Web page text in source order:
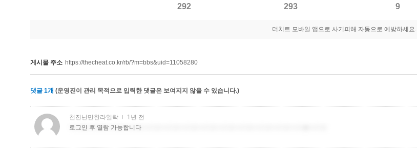
292 293 9
더치트 모바일 앱으로 사기피해 자동으로 예방하세요.
게시물 주소 https://thecheat.co.kr/rb/?m=bbs&uid=11058280
댓글 1개 (운영진이 관리 목적으로 입력한 댓글은 보여지지 않을 수 있습니다.)